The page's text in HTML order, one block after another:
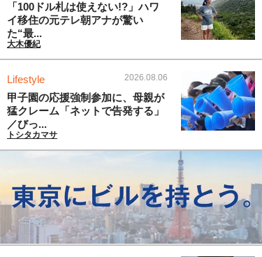
「100ドル札は使えない!?」ハワ
イ移住の元テレ朝アナが驚い
た“最...
大木優紀
Lifestyle 2026.08.06
甲子園の応援強制参加に、母親が
猛クレーム「ネットで告発する」
／びっ...
トシタカマサ